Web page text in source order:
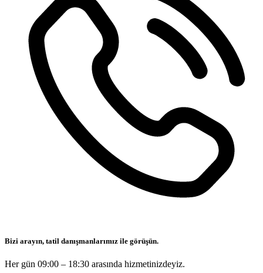
Bizi arayın, tatil danışmanlarımız ile görüşün.
Her gün 09:00 – 18:30 arasında hizmetinizdeyiz.